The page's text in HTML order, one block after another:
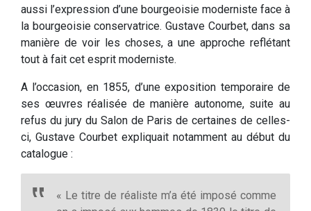
aussi l’expression d’une bourgeoisie moderniste face à
la bourgeoisie conservatrice. Gustave Courbet, dans sa
manière de voir les choses, a une approche reflétant
tout à fait cet esprit moderniste.
A l’occasion, en 1855, d’une exposition temporaire de
ses œuvres réalisée de manière autonome, suite au
refus du jury du Salon de Paris de certaines de celles-
ci, Gustave Courbet expliquait notamment au début du
catalogue :
« Le titre de réaliste m’a été imposé comme